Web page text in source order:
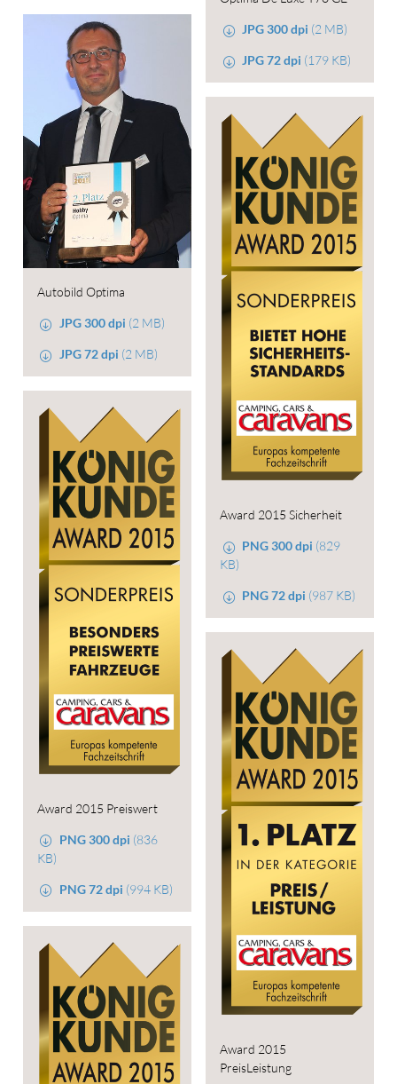
JPG 300 dpi (2 MB)
JPG 72 dpi (179 KB)
Autobild Optima
JPG 300 dpi (2 MB)
JPG 72 dpi (2 MB)
Award 2015 Sicherheit
PNG 300 dpi (829
KB)
PNG 72 dpi (987 KB)
Award 2015 Preiswert
PNG 300 dpi (836
KB)
PNG 72 dpi (994 KB)
Award 2015
PreisLeistung